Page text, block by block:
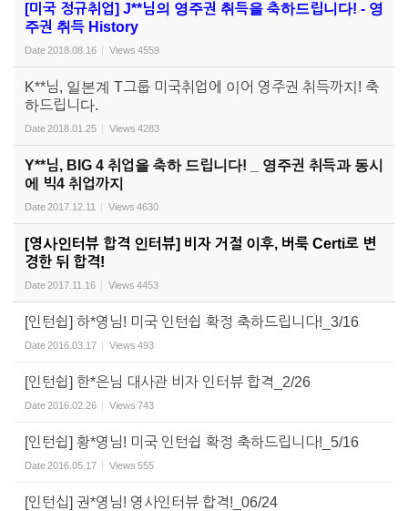
[미국 정규취업] J**님의 영주권 취득을 축하드립니다! - 영
주권 취득 History
Date2018.08.16 Views 4559
K**님, 일본계 T그룹 미국취업에 이어 영주권 취득까지! 축
하드립니다.
Date2018.01.25 Views 4283
Y**님, BIG 4 취업을 축하 드립니다! _ 영주권 취득과 동시
에 빅4 취업까지
Date2017.12.11 Views 4630
[영사인터뷰 합격 인터뷰] 비자 거절 이후, 버룩 Certi로 변
경한 뒤 합격!
Date2017.11.16 Views 4453
[인턴쉽] 하*영님! 미국 인턴쉽 확정 축하드립니다!_3/16
Date2016.03.17 Views 493
[인턴쉽] 한*은님 대사관 비자 인터뷰 합격_2/26
Date2016.02.26 Views 743
[인턴쉽] 황*영님! 미국 인턴쉽 확정 축하드립니다!_5/16
Date2016.05.17 Views 555
[인턴십] 권*영님! 영사인터뷰 합격!_06/24